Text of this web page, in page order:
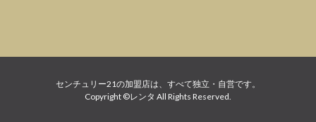
センチュリー21の加盟店は、すべて独立・自営です。
Copyright ©レンタ All Rights Reserved.